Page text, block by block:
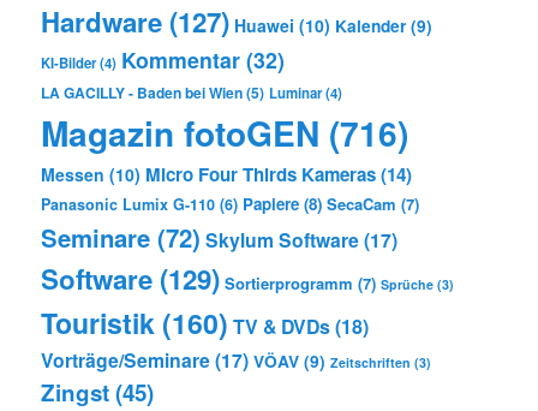
Hardware (127) Huawei (10) Kalender (9)
KI-Bilder(4) Kommentar (32)
LA GACILLY - Baden bei Wien(5) Luminar(4)
Magazin fotoGEN (716)
Messen (10) Micro Four Thirds Kameras(14)
Panasonic Lumix G-110 (6) Papiere (8) SecaCam (7)
Seminare (72) Skylum Software(17)
Software (129) Sortierprogramm (7) Sprüche (3)
Touristik (160) TV & DVDs(18)
Vorträge/Seminare(17) VÖAV (9) Zeitschriften (3)
Zingst(45)